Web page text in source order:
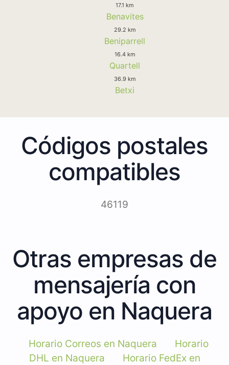
17.1 km
Benavites
29.2 km
Beniparrell
16.4 km
Quartell
36.9 km
Betxi
Códigos postales
compatibles
46119
Otras empresas de
mensajería con
apoyo en Naquera
Horario Correos en Naquera
Horario
DHL en Naquera
Horario FedEx en